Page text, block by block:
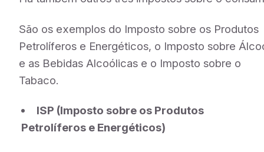
São os exemplos do Imposto sobre os Produtos
Petrolíferos e Energéticos, o Imposto sobre
e as Bebidas Alcoólicas e o Imposto sobre o
Tabaco.
ISP (Imposto sobre os Produtos
Petrolíferos e Energéticos)